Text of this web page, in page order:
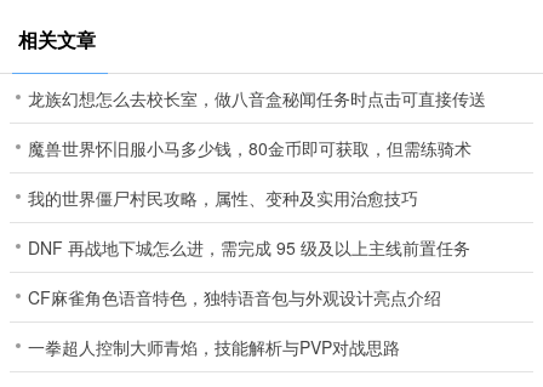
相关文章
龙族幻想怎么去校长室，做八音盒秘闻任务时点击可直接传送
魔兽世界怀旧服小马多少钱，80金币即可获取，但需练骑术
我的世界僵尸村民攻略，属性、变种及实用治愈技巧
DNF 再战地下城怎么进，需完成 95 级及以上主线前置任务
CF麻雀角色语音特色，独特语音包与外观设计亮点介绍
一拳超人控制大师青焰，技能解析与PVP对战思路